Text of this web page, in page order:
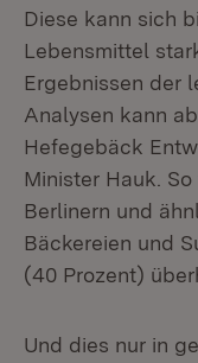
Diese kann sich
Lebensmittel
Ergebnissen der
Analysen kann
Hefegebäck
Minister Hauk.
Berlinern und
Bäckereien und
(40 Prozent)
Und dies nur in